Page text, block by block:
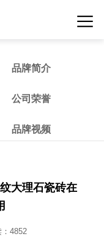
品牌简介
公司荣誉
品牌视频
大理石瓷砖在
4852